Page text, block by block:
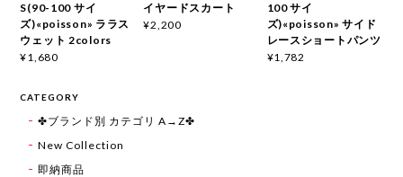
S(90-100 サイ
ズ)«poisson» ララス
ウェット 2colors
¥1,680
イヤードスカート
¥2,200
100 サイ
ズ)«poisson» サイド
レースショートパンツ
¥1,782
CATEGORY
✤ブランド別 カテゴリ A→Z✤
New Collection
即納商品